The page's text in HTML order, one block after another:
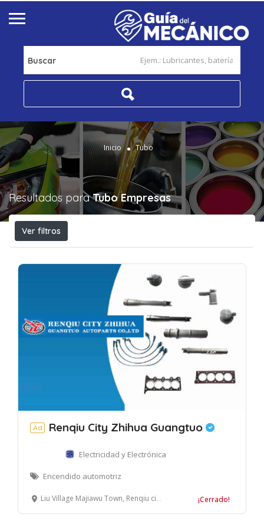
Buscar
Inicio Tubo
Resultados paraTubo Empresas
Ver filtros
Ad Renqiu City Zhihua Guangtuo
Electricidad y Electrónica
Encendido automotriz
Liu Village Majiawu Town, Renqiu city, Hebei Province, China ¡Cerrado!